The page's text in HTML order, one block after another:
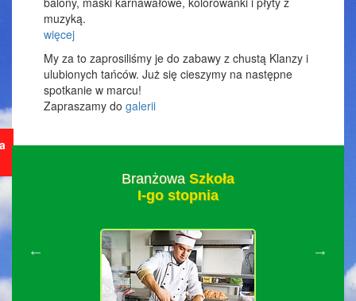
muzyką.
więcej
My za to zaprosiliśmy je do zabawy z chustą Klanzy i
ulubionych tańców. Już się cieszymy na następne
spotkanie w marcu!
Zapraszamy do galerii
Branżowa Szkoła
I-go stopnia